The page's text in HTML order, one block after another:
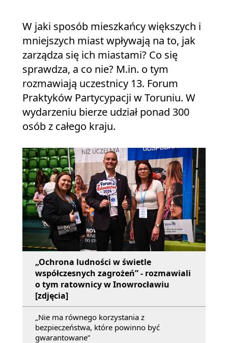
W jaki sposób mieszkańcy większych i
mniejszych miast wpływają na to, jak
zarządza się ich miastami? Co się
sprawdza, a co nie? M.in. o tym
rozmawiają uczestnicy 13. Forum
Praktyków Partycypacji w Toruniu. W
wydarzeniu bierze udział ponad 300
osób z całego kraju.
„Ochrona ludności w świetle
współczesnych zagrożeń” - rozmawiali
o tym ratownicy w Inowrocławiu
[zdjęcia]
„Nie ma równego korzystania z
bezpieczeństwa, które powinno być
gwarantowane”